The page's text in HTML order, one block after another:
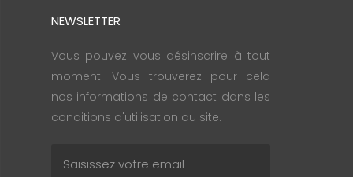
NEWSLETTER
Vous pouvez vous désinscrire à tout
moment. Vous trouverez pour cela
nos informations de contact dans les
conditions d'utilisation du site.